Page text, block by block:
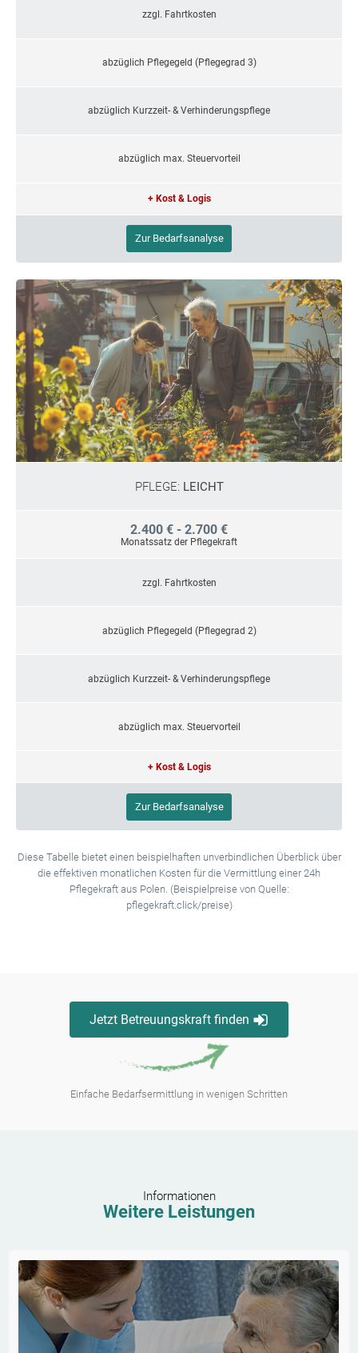
zzgl. Fahrtkosten
abzüglich Pflegegeld (Pflegegrad 3)
abzüglich Kurzzeit- & Verhinderungspflege
abzüglich max. Steuervorteil
+ Kost & Logis
Zur Bedarfsanalyse
PFLEGE: LEICHT
2.400 € - 2.700 €
Monatssatz der Pflegekraft
zzgl. Fahrtkosten
abzüglich Pflegegeld (Pflegegrad 2)
abzüglich Kurzzeit- & Verhinderungspflege
abzüglich max. Steuervorteil
+ Kost & Logis
Zur Bedarfsanalyse
Diese Tabelle bietet einen beispielhaften unverbindlichen Überblick über
die effektiven monatlichen Kosten für die Vermittlung einer 24h
Pflegekraft aus Polen. (Beispielpreise von Quelle:
pflegekraft.click/preise)
Jetzt Betreuungskraft finden
Einfache Bedarfsermittlung in wenigen Schritten
Informationen
Weitere Leistungen